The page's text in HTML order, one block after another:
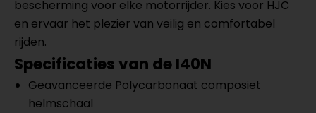
bescherming voor elke motorrijder. Kies voor HJC
en ervaar het plezier van veilig en comfortabel
rijden.
Specificaties van de I40N
Geavanceerde Polycarbonaat composiet
helmschaal